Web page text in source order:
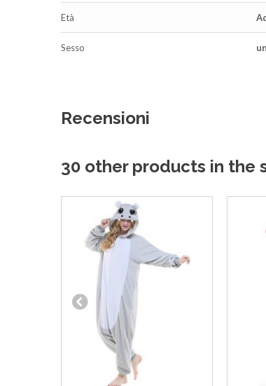
Età
Sesso
Recensioni
30 other products in the